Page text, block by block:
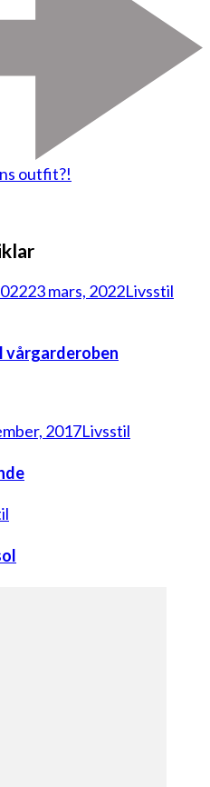
outfit?!
23 mars, 2022Livsstil
vårgarderoben
2017Livsstil